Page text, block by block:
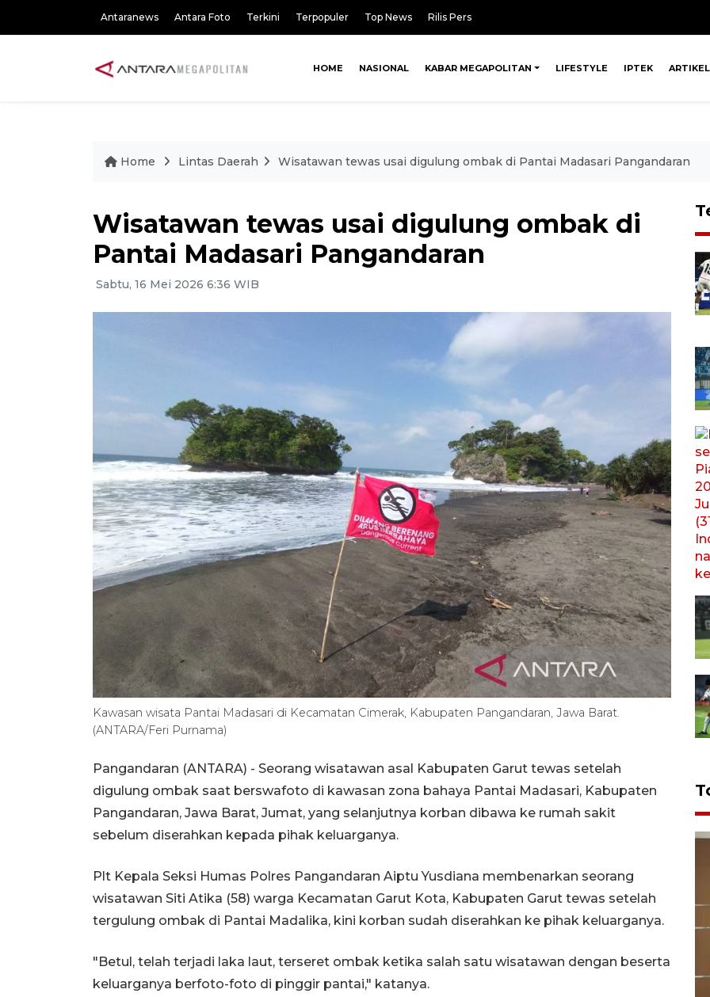
Antaranews Antara Foto Terkini Terpopuler Top News Rilis Pers
HOME NASIONAL KABAR MEGAPOLITAN LIFESTYLE IPTEK ARTIKEL
Home Lintas Daerah Wisatawan tewas usai digulung ombak di Pantai Madasari Pangandaran
Wisatawan tewas usai digulung ombak di
Pantai Madasari Pangandaran
Sabtu, 16 Mei 2026 6:36 WIB
Kawasan wisata Pantai Madasari di Kecamatan Cimerak, Kabupaten Pangandaran, Jawa Barat.
(ANTARA/Feri Purnama)
Pangandaran (ANTARA) - Seorang wisatawan asal Kabupaten Garut tewas setelah
digulung ombak saat berswafoto di kawasan zona bahaya Pantai Madasari, Kabupaten
Pangandaran, Jawa Barat, Jumat, yang selanjutnya korban dibawa ke rumah sakit
sebelum diserahkan kepada pihak keluarganya.
Plt Kepala Seksi Humas Polres Pangandaran Aiptu Yusdiana membenarkan seorang
wisatawan Siti Atika (58) warga Kecamatan Garut Kota, Kabupaten Garut tewas setelah
tergulung ombak di Pantai Madalika, kini korban sudah diserahkan ke pihak keluarganya.
"Betul, telah terjadi laka laut, terseret ombak ketika salah satu wisatawan dengan beserta
keluarganya berfoto-foto di pinggir pantai," katanya.